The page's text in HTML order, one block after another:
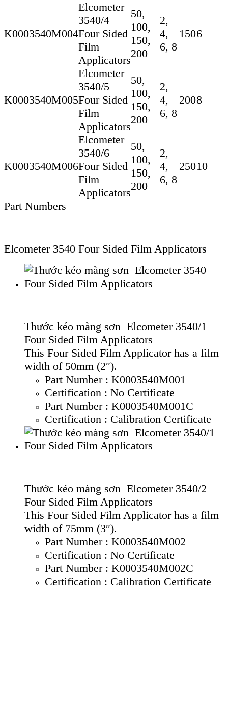
K0003540M004
Elcometer
3540/4
Four Sided
Film
Applicators
50,
100,
150,
200
2,
4,
6, 8
1506
K0003540M005
Elcometer
3540/5
Four Sided
Film
Applicators
50,
100,
150,
200
2,
4,
6, 8
2008
K0003540M006
Elcometer
3540/6
Four Sided
Film
Applicators
50,
100,
150,
200
2,
4,
6, 8
25010
Part Numbers
Elcometer 3540 Four Sided Film Applicators
Thước kéo màng sơn Elcometer 3540/1
Four Sided Film Applicators
This Four Sided Film Applicator has a film
width of 50mm (2″).
Part Number : K0003540M001
Certification : No Certificate
Part Number : K0003540M001C
Certification : Calibration Certificate
Thước kéo màng sơn Elcometer 3540/2
Four Sided Film Applicators
This Four Sided Film Applicator has a film
width of 75mm (3″).
Part Number : K0003540M002
Certification : No Certificate
Part Number : K0003540M002C
Certification : Calibration Certificate